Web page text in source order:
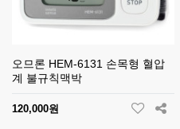
오므론 HEM-6131 손목형 혈압
계 불규칙맥박
120,000원